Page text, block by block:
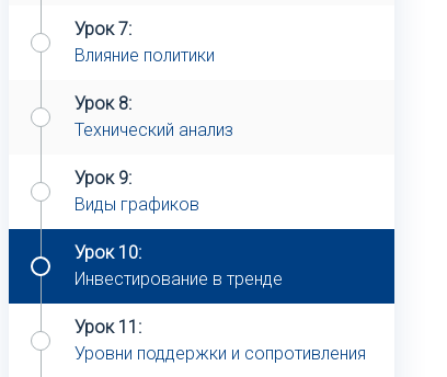
Урок 7:
Влияние политики
Урок 8:
Технический анализ
Урок 9:
Виды графиков
Урок 10:
Инвестирование в тренде
Урок 11:
Уровни поддержки и сопротивления